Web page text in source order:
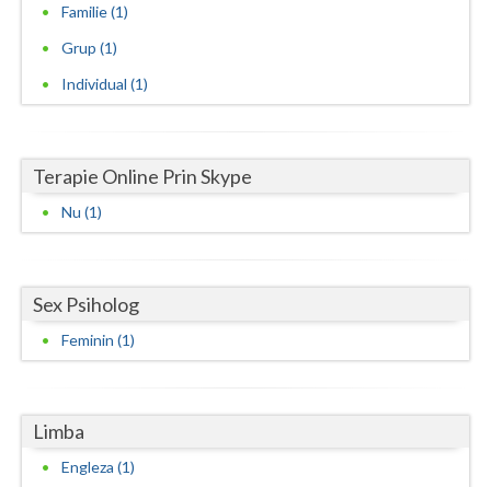
Tulcea
Valcea
Vaslui
Familie (1)
Grup (1)
Individual (1)
Terapie Online Prin Skype
Nu (1)
Sex Psiholog
Feminin (1)
Limba
Engleza (1)